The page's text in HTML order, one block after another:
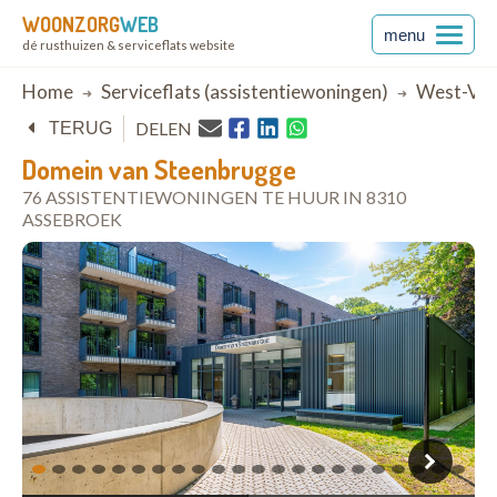
WOONZORGWEB
dé rusthuizen & serviceflats website
menu
Breadcrumb
Home Serviceflats (assistentiewoningen) West-
Domein van Steenbrugge
76 ASSISTENTIEWONINGEN TE HUUR IN 8310
ASSEBROEK
TERUG DELEN
1 2 3 4 5 6 7 8 9 10111213141516171819202122
open in Google Maps